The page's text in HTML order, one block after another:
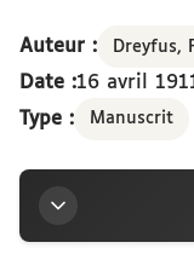
Auteur : Dreyfus,
Date :16 avril
Type :
Manuscrit